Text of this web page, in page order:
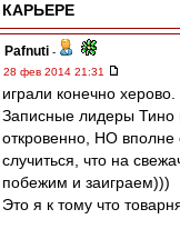
КАРЬЕРЕ
Pafnuti -
28 фев 2014 21:31
играли конечно херово.
Записные лидеры Тино
откровенно, НО вполне
случиться, что на
побежим и заиграем)))
Это я к тому что